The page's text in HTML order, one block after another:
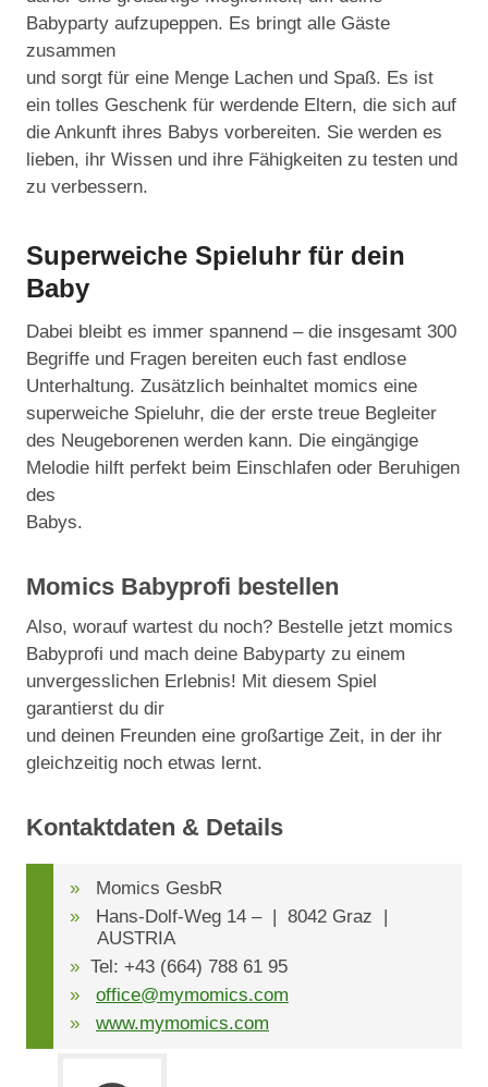
Babyparty aufzupeppen. Es bringt alle Gäste
zusammen
und sorgt für eine Menge Lachen und Spaß. Es ist
ein tolles Geschenk für werdende Eltern, die sich auf
die Ankunft ihres Babys vorbereiten. Sie werden es
lieben, ihr Wissen und ihre Fähigkeiten zu testen und
zu verbessern.
Superweiche Spieluhr für dein
Baby
Dabei bleibt es immer spannend – die insgesamt 300
Begriffe und Fragen bereiten euch fast endlose
Unterhaltung. Zusätzlich beinhaltet momics eine
superweiche Spieluhr, die der erste treue Begleiter
des Neugeborenen werden kann. Die eingängige
Melodie hilft perfekt beim Einschlafen oder Beruhigen
des
Babys.
Momics Babyprofi bestellen
Also, worauf wartest du noch? Bestelle jetzt momics
Babyprofi und mach deine Babyparty zu einem
unvergesslichen Erlebnis! Mit diesem Spiel
garantierst du dir
und deinen Freunden eine großartige Zeit, in der ihr
gleichzeitig noch etwas lernt.
Kontaktdaten & Details
Momics GesbR
Hans-Dolf-Weg 14 – | 8042 Graz |
AUSTRIA
Tel: +43 (664) 788 61 95
office@mymomics.com
www.mymomics.com